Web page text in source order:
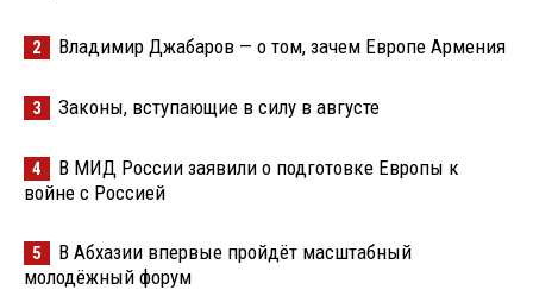
2 Владимир Джабаров — о том, зачем Европе Армения
3 Законы, вступающие в силу в августе
4
В МИД России заявили о подготовке Европы к
войне с Россией
5
В Абхазии впервые пройдёт масштабный
молодёжный форум